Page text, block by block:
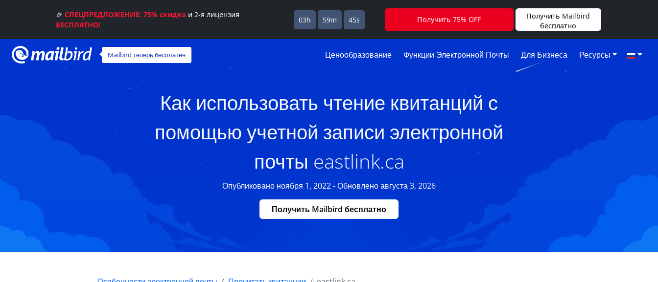
Mailbird теперь бесплатен Ценообразование Функции Электронной Почты Для Бизнеса Ресурсы
Как использовать чтение квитанций с
помощью учетной записи электронной
почты eastlink.ca
Опубликовано ноября 1, 2022 - Обновлено августа 3, 2026
Получить Mailbird бесплатно
🎉 СПЕЦПРЕДЛОЖЕНИЕ: 75% скидка и 2-я лицензия
БЕСПЛАТНО!
03h 59m 44s Получить 75% OFF
Получить Mailbird
бесплатно